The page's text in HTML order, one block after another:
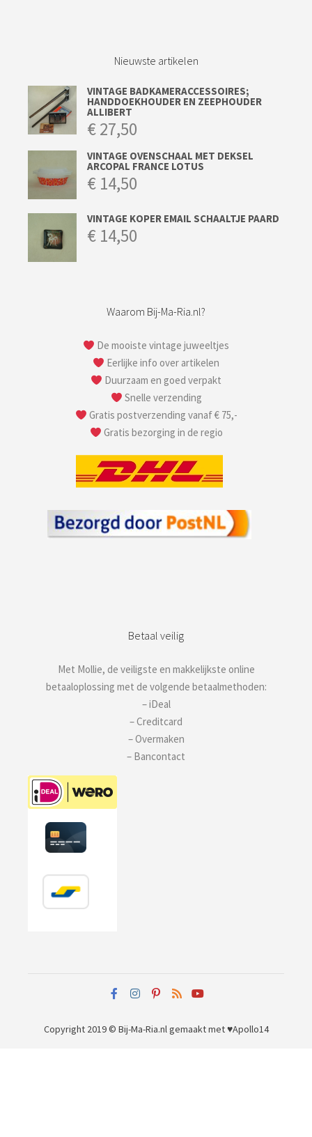
Nieuwste artikelen
VINTAGE BADKAMERACCESSOIRES;
HANDDOEKHOUDER EN ZEEPHOUDER
ALLIBERT
€27,50
VINTAGE OVENSCHAAL MET DEKSEL
ARCOPAL FRANCE LOTUS
€ 14,50
VINTAGE KOPER EMAIL SCHAALTJE PAARD
€ 14,50
Waarom Bij-Ma-Ria.nl?
De mooiste vintage juweeltjes
Eerlijke info over artikelen
Duurzaam en goed verpakt
Snelle verzending
Gratis postverzending vanaf € 75,-
Gratis bezorging in de regio
Betaal veilig
Met Mollie, de veiligste en makkelijkste online
betaaloplossing met de volgende betaalmethoden:
– iDeal
– Creditcard
– Overmaken
– Bancontact
Copyright 2019 © Bij-Ma-Ria.nlgemaakt met ♥Apollo14